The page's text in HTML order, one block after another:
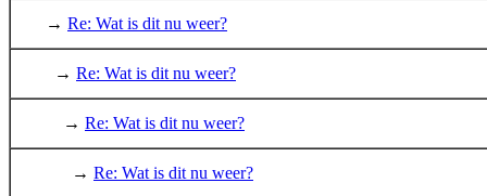
→ Re: Wat is dit nu weer?
→ Re: Wat is dit nu weer?
→ Re: Wat is dit nu weer?
→ Re: Wat is dit nu weer?